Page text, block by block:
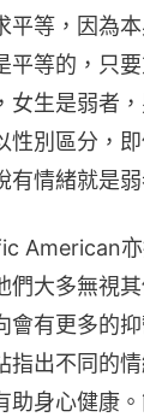
平等，因為
平等的，只
女生是弱者
性別區分，
有情緒就是
American
們大多無視
會有更多的
指出不同的
身心健康